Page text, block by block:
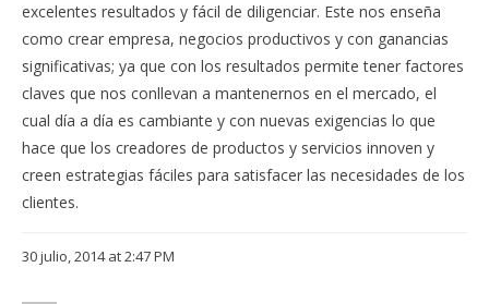
excelentes resultados y fácil de diligenciar. Este nos enseña
como crear empresa, negocios productivos y con ganancias
significativas; ya que con los resultados permite tener factores
claves que nos conllevan a mantenernos en el mercado, el
cual día a día es cambiante y con nuevas exigencias lo que
hace que los creadores de productos y servicios innoven y
creen estrategias fáciles para satisfacer las necesidades de los
clientes.
30 julio, 2014 at 2:47 PM